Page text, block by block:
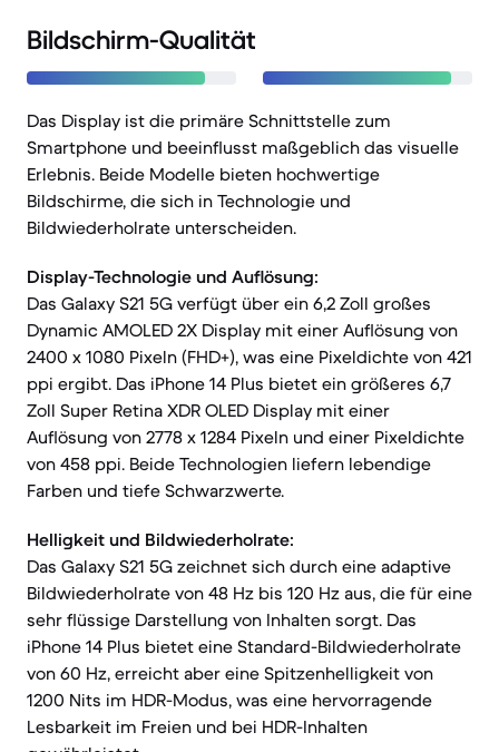
Bildschirm-Qualität
Das Display ist die primäre Schnittstelle zum
Smartphone und beeinflusst maßgeblich das visuelle
Erlebnis. Beide Modelle bieten hochwertige
Bildschirme, die sich in Technologie und
Bildwiederholrate unterscheiden.
Display-Technologie und Auflösung:
Das Galaxy S21 5G verfügt über ein 6,2 Zoll großes
Dynamic AMOLED 2X Display mit einer Auflösung von
2400 x 1080 Pixeln (FHD+), was eine Pixeldichte von 421
ppi ergibt. Das iPhone 14 Plus bietet ein größeres 6,7
Zoll Super Retina XDR OLED Display mit einer
Auflösung von 2778 x 1284 Pixeln und einer Pixeldichte
von 458 ppi. Beide Technologien liefern lebendige
Farben und tiefe Schwarzwerte.
Helligkeit und Bildwiederholrate:
Das Galaxy S21 5G zeichnet sich durch eine adaptive
Bildwiederholrate von 48 Hz bis 120 Hz aus, die für eine
sehr flüssige Darstellung von Inhalten sorgt. Das
iPhone 14 Plus bietet eine Standard-Bildwiederholrate
von 60 Hz, erreicht aber eine Spitzenhelligkeit von
1200 Nits im HDR-Modus, was eine hervorragende
Lesbarkeit im Freien und bei HDR-Inhalten